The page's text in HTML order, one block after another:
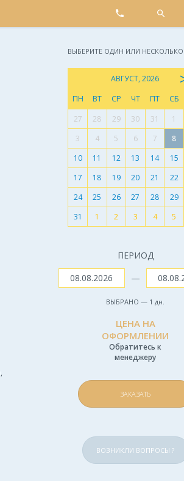
ВЫБЕРИТЕ ОДИН ИЛИ НЕСКОЛЬКО
АВГУСТ, 2026
ПН ВТ СР ЧТ ПТ СБ
27
28 29 30 31 1
3
4 5 6 7 8
10
11 12 13 14 15
17
18 19 20 21 22
24
25 26 27 28 29
31
1 2 3 4 5
ПЕРИОД
—
ВЫБРАНО — 1 дн.
ЦЕНА НА
ОФОРМЛЕНИИ
Обратитесь к
менеджеру
ЗАКАЗАТЬ
ВОЗНИКЛИ ВОПРОСЫ ?